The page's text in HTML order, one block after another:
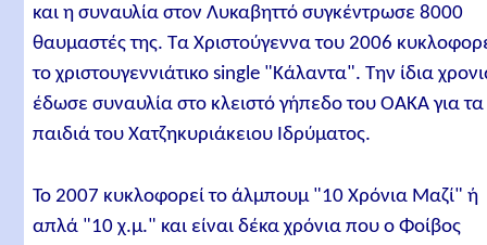
και η συναυλία στον Λυκαβηττό συγκέντρωσε 8000
θαυμαστές της. Τα Χριστούγεννα του 2006
το χριστουγεννιάτικο single "Κάλαντα". Την ίδια
έδωσε συναυλία στο κλειστό γήπεδο του ΟΑΚΑ για τα
παιδιά του Χατζηκυριάκειου Ιδρύματος.
Το 2007 κυκλοφορεί το άλμπουμ "10 Χρόνια Μαζί" ή
απλά "10 χ.μ." και είναι δέκα χρόνια που ο Φοίβος